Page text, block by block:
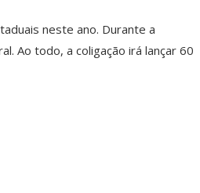
neste ano. Durante a
Ao todo, a coligação irá lançar 60